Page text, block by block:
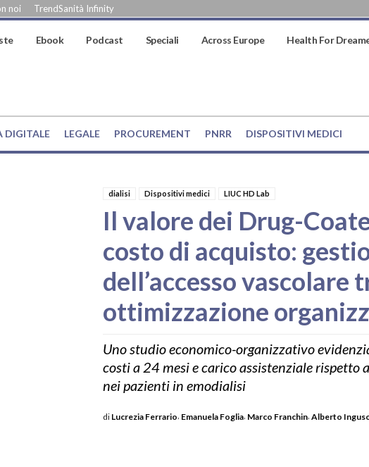
noi TrendSanità Infinity
Ebook Podcast Speciali Across Europe Health For
DIGITALE LEGALE PROCUREMENT PNRR DISPOSITIVI MEDICI
dialisi Dispositivi medici LIUC HD Lab
Il valore dei Drug-
costo di acquisto:
dell’accesso
ottimizzazione
Uno studio economico-organizzativo
costi a 24 mesi e carico assistenziale
nei pazienti in emodialisi
di Lucrezia Ferrario Emanuela Foglia Marco Franchin Alberto